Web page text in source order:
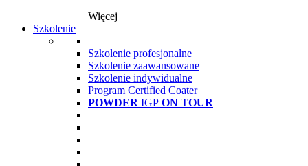
Więcej
Szkolenie
Szkolenie profesjonalne
Szkolenie zaawansowane
Szkolenie indywidualne
Program Certified Coater
POWDER IGP ON TOUR